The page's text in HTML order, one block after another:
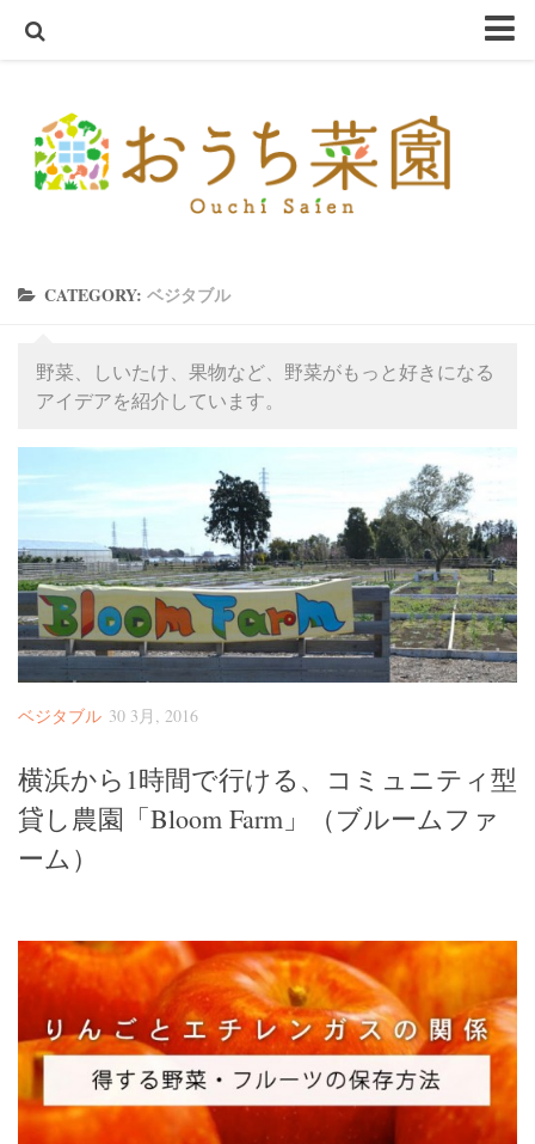
おうち菜園とは
SHOP
アクアスプラウトSV～さかな畑～
オーガニック種子
オーガニック培養土
オーガニック害虫忌避
テラコッタ鉢
軽量鉢
コンクリート鉢
ベランダ用フェルト鉢
ガーデニンファニチャー
DIYアクアポニックス資材
さかな畑
アクアポニックス
ベジタブル
世界の菜園
CATEGORY: ベジタブル
野菜、しいたけ、果物など、野菜がもっと好きになる
アイデアを紹介しています。
ベジタブル 30 3月, 2016
横浜から1時間で行ける、コミュニティ型
貸し農園「Bloom Farm」（ブルームファ
ーム）